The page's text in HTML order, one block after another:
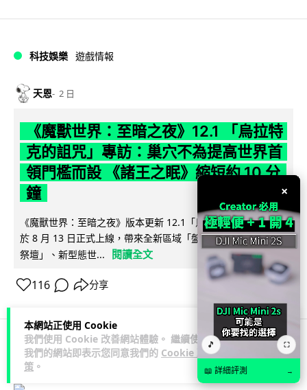
本網站正使用 Cookie
我們使用 Cookie 改善網站體驗。 繼續使用
我們的網站即表示您同意我們的 Cookie 政
策 。
科技娛樂 遊戲情報
天恩 2 日
《魔獸世界：至暗之夜》12.1 「烏拉特
克的詛咒」專訪：巢穴不為提高世界首
領門檻而設 《諸王之眠》縮短約 10 分
鐘
《魔獸世界：至暗之夜》版本更新 12.1「烏拉特克的詛咒」將
於 8 月 13 日正式上線，帶來全新區域「盤蛇島」、地城「毒牙
祭壇」、新型態世...
閱讀全文
116 分享
科技娛樂 遊戲情報
×
🎵 ⛶
📖 詳細評測 →